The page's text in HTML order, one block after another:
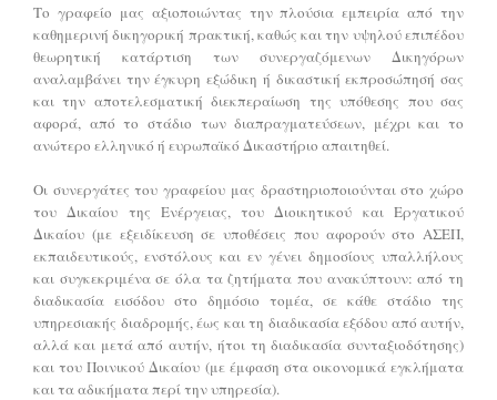
Το γραφείο μας αξιοποιώντας την πλούσια εμπειρία από την
καθημερινή δικηγορική πρακτική, καθώς και την υψηλού επιπέδου
θεωρητική κατάρτιση των συνεργαζόμενων Δικηγόρων
αναλαμβάνει την έγκυρη εξώδικη ή δικαστική εκπροσώπησή σας
και την αποτελεσματική διεκπεραίωση της υπόθεσης που σας
αφορά, από το στάδιο των διαπραγματεύσεων, μέχρι και το
ανώτερο ελληνικό ή ευρωπαϊκό Δικαστήριο απαιτηθεί.
Οι συνεργάτες του γραφείου μας δραστηριοποιούνται στο χώρο
του Δικαίου της Ενέργειας, του Διοικητικού και Εργατικού
Δικαίου (με εξειδίκευση σε υποθέσεις που αφορούν στο ΑΣΕΠ,
εκπαιδευτικούς, ενστόλους και εν γένει δημοσίους υπαλλήλους
και συγκεκριμένα σε όλα τα ζητήματα που ανακύπτουν: από τη
διαδικασία εισόδου στο δημόσιο τομέα, σε κάθε στάδιο της
υπηρεσιακής διαδρομής, έως και τη διαδικασία εξόδου από αυτήν,
αλλά και μετά από αυτήν, ήτοι τη διαδικασία συνταξιοδότησης)
και του Ποινικού Δικαίου (με έμφαση στα οικονομικά εγκλήματα
και τα αδικήματα περί την υπηρεσία).